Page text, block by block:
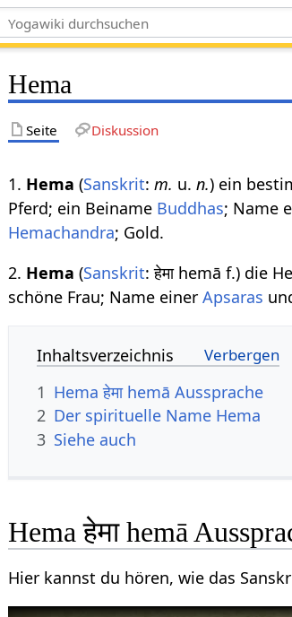
Hema
Seite Diskussion
1. Hema (Sanskrit:m. u.n.) ein
Pferd; ein Beiname Buddhas; Name
Hemachandra; Gold.
2. Hema (Sanskrit: हेमा hemā f.) die
schöne Frau; Name einerApsaras
Inhaltsverzeichnis
1 Hema हेमा hemā Aussprache
2 Der spirituelle Name Hema
3 Siehe auch
Hema हेमा hemā
Hier kannst du hören, wie das